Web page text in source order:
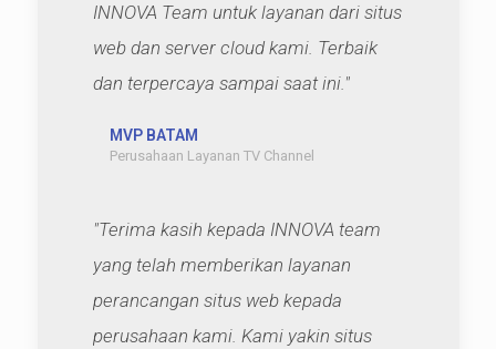
INNOVA Team untuk layanan dari situs
web dan server cloud kami. Terbaik
dan terpercaya sampai saat ini."
MVP BATAM
Perusahaan Layanan TV Channel
"Terima kasih kepada INNOVA team
yang telah memberikan layanan
perancangan situs web kepada
perusahaan kami. Kami yakin situs